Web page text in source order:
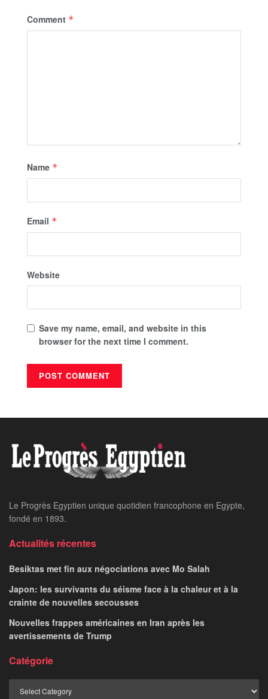
Comment *
Name *
Email *
Website
Save my name, email, and website in this
browser for the next time I comment.
Le Progrès Egyptien unique quotidien francophone en Egypte,
fondé en 1893.
Actualités récentes
Besiktas met fin aux négociations avec Mo Salah
Japon: les survivants du séisme face à la chaleur et à la
crainte de nouvelles secousses
Nouvelles frappes américaines en Iran après les
avertissements de Trump
Catégorie